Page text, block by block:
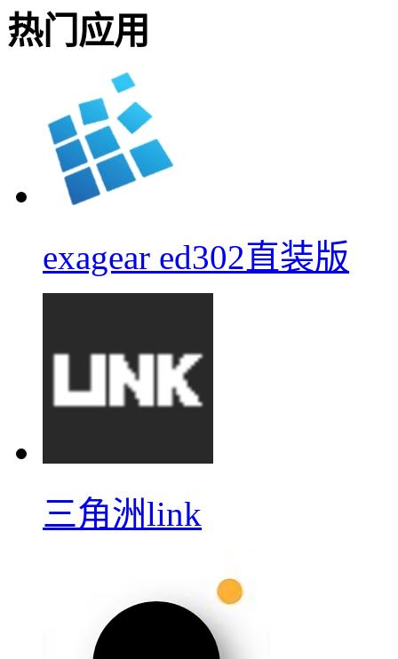
热门应用
exagear ed302直装版
三角洲link